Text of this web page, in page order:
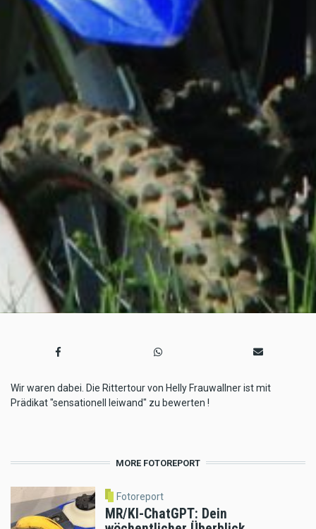
Wir waren dabei. Die Rittertour von Helly Frauwallner ist mit
Prädikat "sensationell leiwand" zu bewerten !
MORE FOTOREPORT
Fotoreport
MR/KI-ChatGPT: Dein